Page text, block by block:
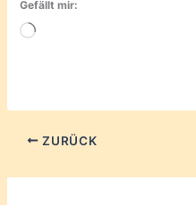
Gefällt mir:
Wird
ZURÜCK